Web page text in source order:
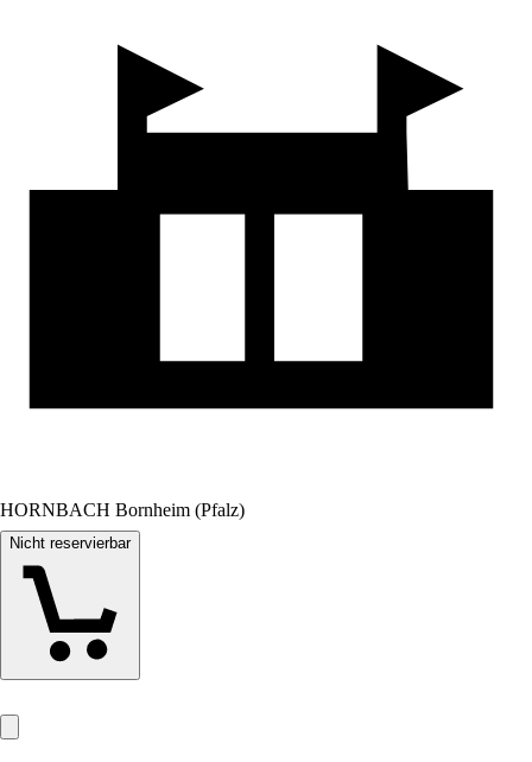
HORNBACH Bornheim (Pfalz)
Nicht reservierbar